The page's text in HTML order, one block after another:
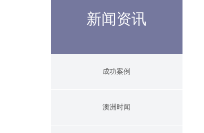
新闻资讯
成功案例
澳洲时闻